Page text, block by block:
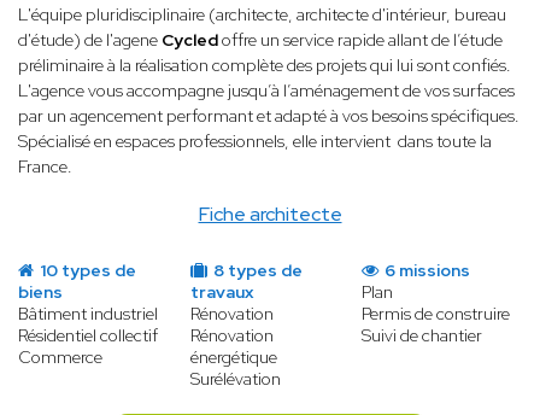
Fiche architecte
​L'équipe pluridisciplinaire (architecte, architecte d'intérieur, bureau
d'étude) de l'agene Cycledoffre un service rapide allant de l’étude
préliminaire à la réalisation complète des projets qui lui sont confiés.
L'agence vous accompagne jusqu’à l’aménagement de vos surfaces
par un agencement performant et adapté à vos besoins spécifiques.
Spécialisé en espaces professionnels, elle intervient dans toute la
France.
10 types de
biens
Bâtiment industriel
Résidentiel collectif
Commerce
8 types de
travaux
Rénovation
Rénovation
énergétique
Surélévation
6 missions
Plan
Permis de construire
Suivi de chantier